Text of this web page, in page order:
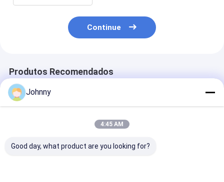
Continue
Produtos Recomendados
Johnny
4:45 AM
Good day, what product are you looking for?